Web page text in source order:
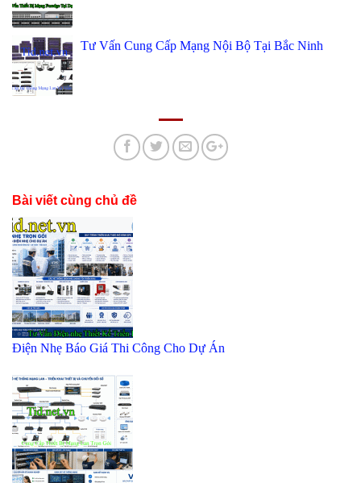
Tư Vấn Cung Cấp Mạng Nội Bộ Tại Bắc Ninh
Bài viết cùng chủ đề
Điện Nhẹ Báo Giá Thi Công Cho Dự Án